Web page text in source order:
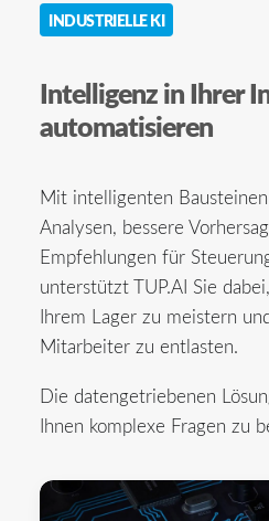
INDUSTRIELLE KI
Intelligenz in Ihrer
automatisieren
Mit intelligenten
Analysen, bessere
Empfehlungen für
unterstützt TUP.AI Sie
Ihrem Lager zu meistern
Mitarbeiter zu entlasten.
Die datengetriebenen
Ihnen komplexe Fragen zu